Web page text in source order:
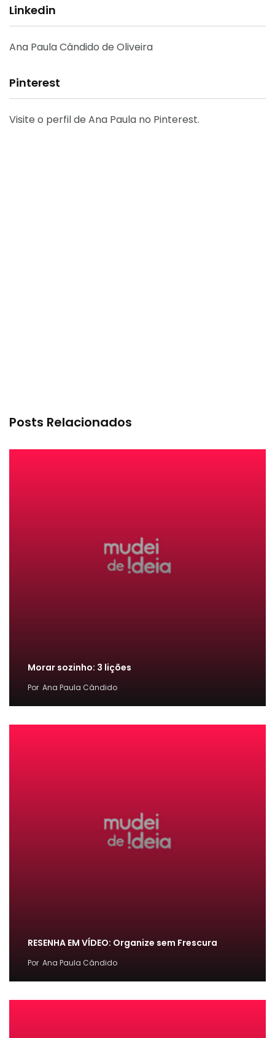
Linkedin
Ana Paula Cândido de Oliveira
Pinterest
Visite o perfil de Ana Paula no Pinterest.
Posts Relacionados
Morar sozinho: 3 lições
Por Ana Paula Cândido
RESENHA EM VÍDEO: Organize sem Frescura
Por Ana Paula Cândido